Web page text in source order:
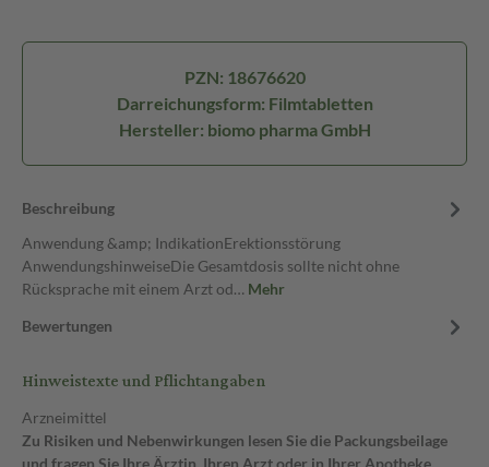
PZN: 18676620
Darreichungsform: Filmtabletten
Hersteller: biomo pharma GmbH
Beschreibung
Anwendung &amp; IndikationErektionsstörung
AnwendungshinweiseDie Gesamtdosis sollte nicht ohne
Rücksprache mit einem Arzt od… Mehr
Bewertungen
Hinweistexte und Pflichtangaben
Arzneimittel
Zu Risiken und Nebenwirkungen lesen Sie die Packungsbeilage
und fragen Sie Ihre Ärztin, Ihren Arzt oder in Ihrer Apotheke.